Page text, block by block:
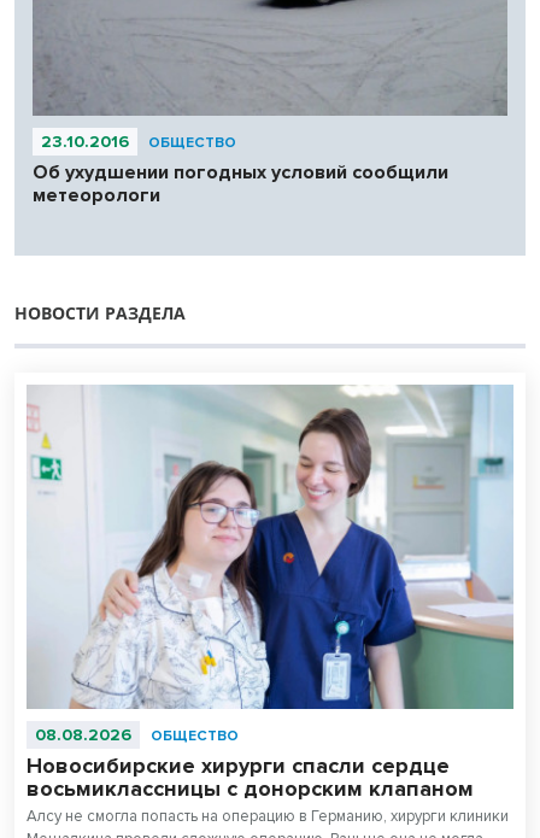
23.10.2016 ОБЩЕСТВО
Об ухудшении погодных условий сообщили
метеорологи
НОВОСТИ РАЗДЕЛА
08.08.2026 ОБЩЕСТВО
Новосибирские хирурги спасли сердце
восьмиклассницы с донорским клапаном
Алсу не смогла попасть на операцию в Германию, хирурги клиники